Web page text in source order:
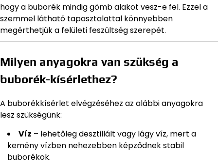
hogy a buborék mindig gömb alakot vesz-e fel. Ezzel a
szemmel látható tapasztalattal könnyebben
megérthetjük a felületi feszültség szerepét.
Milyen anyagokra van szükség a
buborék-kísérlethez?
A buborékkísérlet elvégzéséhez az alábbi anyagokra
lesz szükségünk:
Víz – lehetőleg desztillált vagy lágy víz, mert a
kemény vízben nehezebben képződnek stabil
buborékok.